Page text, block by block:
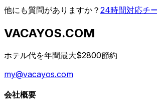
他にも質問がありますか？ 24時間対応チ
VACAYOS.COM
ホテル代を年間最大$2800節約
my@vacayos.com
会社概要